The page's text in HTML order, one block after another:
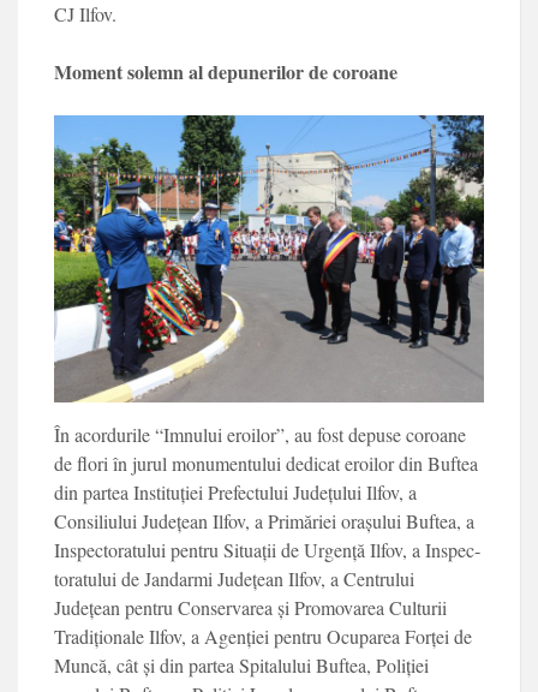
CJ Ilfov.
Moment solemn al depunerilor de coroane
În acordurile “Imnu­lui eroilor”, au fost de­puse coroane
de flori în jurul monumentului de­dicat eroilor din Buftea
din partea Instituției Pre­fectului Județului Ilfov, a
Consiliului Județean Il­fov, a Primăriei orașului Buftea, a
Inspectora­tului pentru Situații de Urgență Ilfov, a Inspec­
toratului de Jandarmi Județean Ilfov, a Centru­lui
Județean pentru Con­servarea și Promovarea Culturii
Tradiționale Ilfov, a Agenției pentru Ocupa­rea Forței de
Muncă, cât și din partea Spitalului Buftea, Poliției